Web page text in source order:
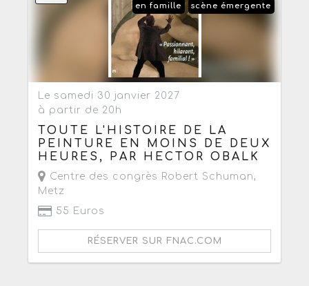
scène émergente
en famille
Le samedi 30 janvier 2027
à partir de 20h
TOUTE L'HISTOIRE DE LA
PEINTURE EN MOINS DE DEUX
HEURES, PAR HECTOR OBALK
Centre des congrès Robert Schuman,
Metz
55 Euros
RÉSERVER SUR FNAC.COM